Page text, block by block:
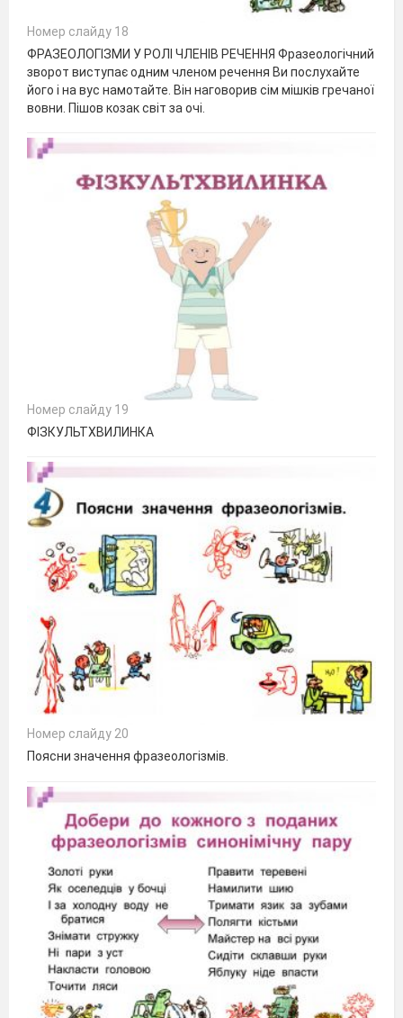
Номер слайду 18
ФРАЗЕОЛОГІЗМИ У РОЛІ ЧЛЕНІВ РЕЧЕННЯ Фразеологічний
зворот виступає одним членом речення Ви послухайте
його і на вус намотайте. Він наговорив сім мішків гречаної
вовни. Пішов козак світ за очі.
Номер слайду 19
ФІЗКУЛЬТХВИЛИНКА
Номер слайду 20
Поясни значення фразеологізмів.